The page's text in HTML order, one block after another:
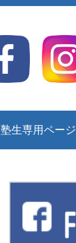
塾生専用ページ